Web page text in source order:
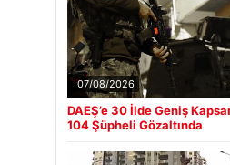
07/08/2026
DAEŞ’e 30 İlde Geniş
104 Şüpheli Gözaltında